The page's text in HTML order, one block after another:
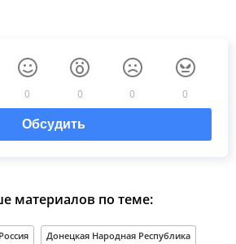
0 0 0 0
Обсудить
материалов по теме:
Россия Донецкая Народная Республика